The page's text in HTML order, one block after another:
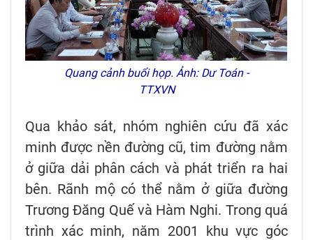
Quang cảnh buổi họp. Ảnh: Dư Toán -
TTXVN
Qua khảo sát, nhóm nghiên cứu đã xác
minh được nền đường cũ, tim đường nằm
ở giữa dải phân cách và phát triển ra hai
bên. Rãnh mộ có thể nằm ở giữa đường
Trương Đăng Quế và Hàm Nghi. Trong quá
trình xác minh, năm 2001 khu vực góc